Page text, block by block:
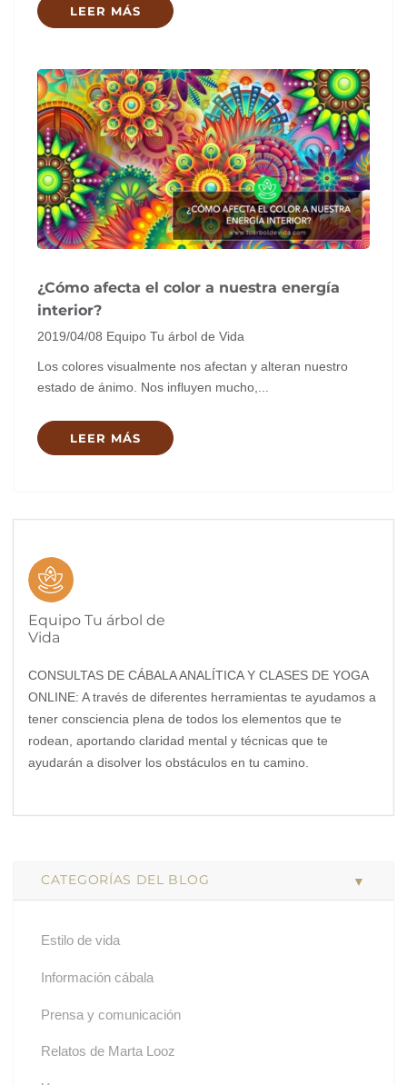
LEER MÁS
¿Cómo afecta el color a nuestra energía
interior?
2019/04/08 Equipo Tu árbol de Vida
Los colores visualmente nos afectan y alteran nuestro
estado de ánimo. Nos influyen mucho,...
LEER MÁS
Equipo Tu árbol de
Vida
CONSULTAS DE CÁBALA ANALÍTICA Y CLASES DE YOGA
ONLINE: A través de diferentes herramientas te ayudamos a
tener consciencia plena de todos los elementos que te
rodean, aportando claridad mental y técnicas que te
ayudarán a disolver los obstáculos en tu camino.
CATEGORÍAS DEL BLOG
Estilo de vida
Información cábala
Prensa y comunicación
Relatos de Marta Looz